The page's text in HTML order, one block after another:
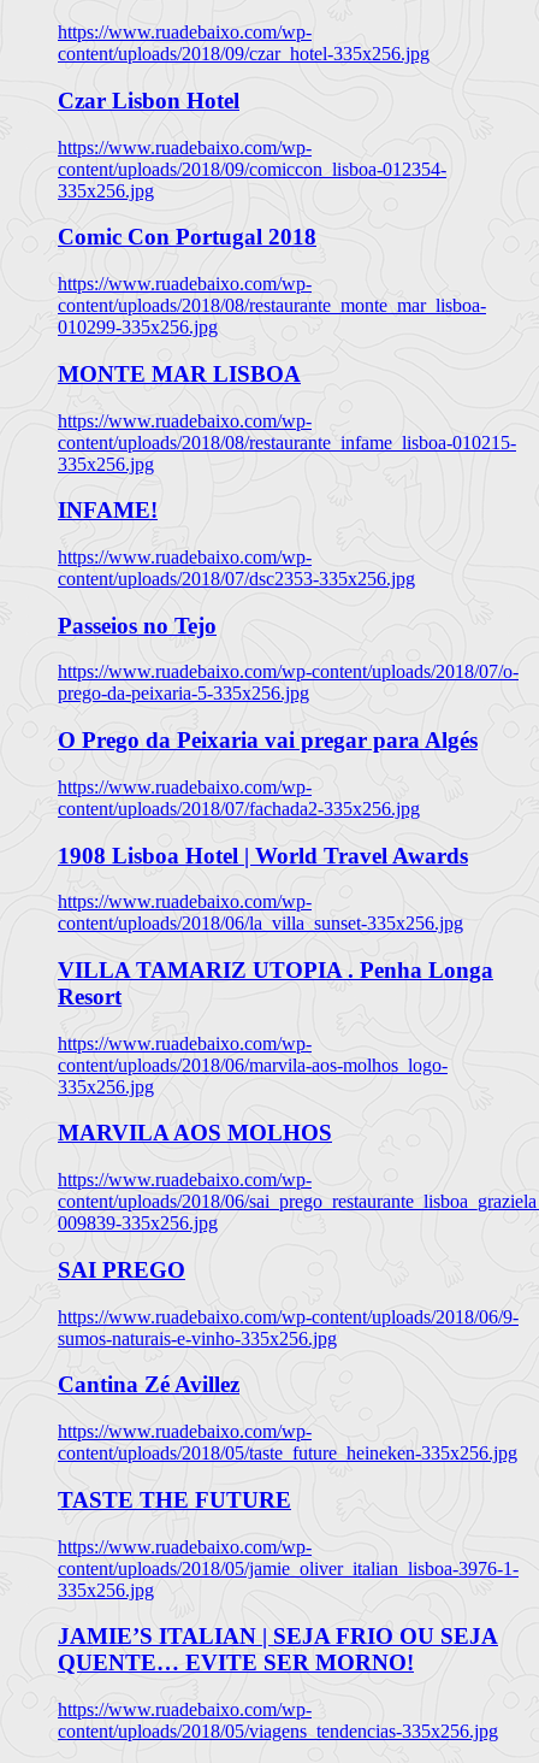
https://www.ruadebaixo.com/wp-
content/uploads/2018/09/czar_hotel-335x256.jpg
Czar Lisbon Hotel
https://www.ruadebaixo.com/wp-
content/uploads/2018/09/comiccon_lisboa-012354-
335x256.jpg
Comic Con Portugal 2018
https://www.ruadebaixo.com/wp-
content/uploads/2018/08/restaurante_monte_mar_lisboa-
010299-335x256.jpg
MONTE MAR LISBOA
https://www.ruadebaixo.com/wp-
content/uploads/2018/08/restaurante_infame_lisboa-010215-
335x256.jpg
INFAME!
https://www.ruadebaixo.com/wp-
content/uploads/2018/07/dsc2353-335x256.jpg
Passeios no Tejo
https://www.ruadebaixo.com/wp-content/uploads/2018/07/o-
prego-da-peixaria-5-335x256.jpg
O Prego da Peixaria vai pregar para Algés
https://www.ruadebaixo.com/wp-
content/uploads/2018/07/fachada2-335x256.jpg
1908 Lisboa Hotel | World Travel Awards
https://www.ruadebaixo.com/wp-
content/uploads/2018/06/la_villa_sunset-335x256.jpg
VILLA TAMARIZ UTOPIA . Penha Longa
Resort
https://www.ruadebaixo.com/wp-
content/uploads/2018/06/marvila-aos-molhos_logo-
335x256.jpg
MARVILA AOS MOLHOS
https://www.ruadebaixo.com/wp-
content/uploads/2018/06/
009839-335x256.jpg
SAI PREGO
https://www.ruadebaixo.com/wp-content/uploads/2018/06/9-
sumos-naturais-e-vinho-335x256.jpg
Cantina Zé Avillez
https://www.ruadebaixo.com/wp-
content/uploads/2018/05/taste_future_heineken-335x256.jpg
TASTE THE FUTURE
https://www.ruadebaixo.com/wp-
content/uploads/2018/05/jamie_oliver_italian_lisboa-3976-1-
335x256.jpg
JAMIE’S ITALIAN | SEJA FRIO OU SEJA
QUENTE… EVITE SER MORNO!
https://www.ruadebaixo.com/wp-
content/uploads/2018/05/viagens_tendencias-335x256.jpg